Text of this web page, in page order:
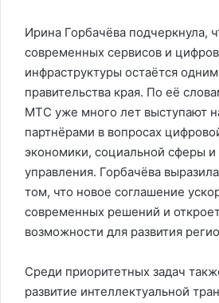
Ирина Горбачёва подчеркнула,
современных сервисов и
инфраструктуры остаётся
правительства края. По её
МТС уже много лет выступают
партнёрами в вопросах
экономики, социальной сферы и
управления. Горбачёва
том, что новое соглашение
современных решений и
возможности для развития
Среди приоритетных задач
развитие интеллектуальной